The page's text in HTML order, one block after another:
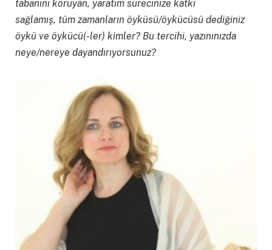
tabanını koruyan, yaratım sürecinize katkı
sağlamış, tüm zamanların öyküsü/öykücüsü dediğiniz
öykü ve öykücü(-ler) kimler? Bu tercihi, yazınınızda
neye/nereye dayandırıyorsunuz?